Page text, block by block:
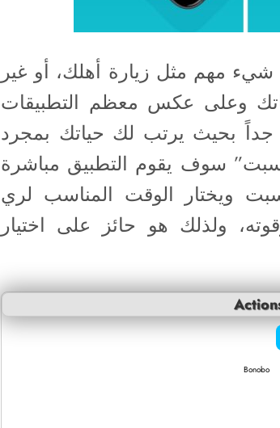
شيء مهم مثل زيارة أهلك، أو غير
وعلى عكس معظم التطبيقات
بحيث يرتب لك حياتك بمجرد
سوف يقوم التطبيق مباشرة
ويختار الوقت المناسب لري
ولذلك هو حائز على اختيار
Bonobo